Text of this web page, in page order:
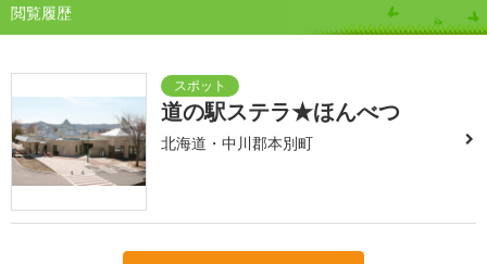
閲覧履歴
道の駅ステラ★ほんべつ
北海道・中川郡本別町